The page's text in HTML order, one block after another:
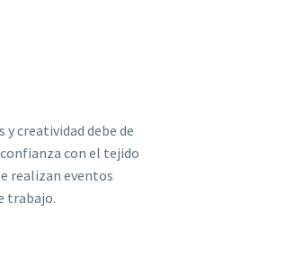
creatividad debe de
con el tejido
realizan eventos
trabajo.